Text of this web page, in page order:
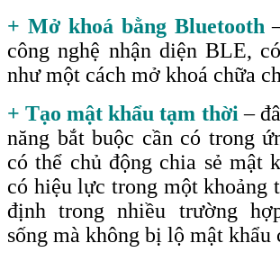
+ Mở khoá bằng Bluetooth
công nghệ nhận diện BLE,
như một cách mở khoá chữa
+ Tạo mật khẩu tạm thời –
năng bắt buộc cần có trong
có thể chủ động chia sẻ mật
có hiệu lực trong một khoảng
định trong nhiều trường
sống mà không bị lộ mật khẩu